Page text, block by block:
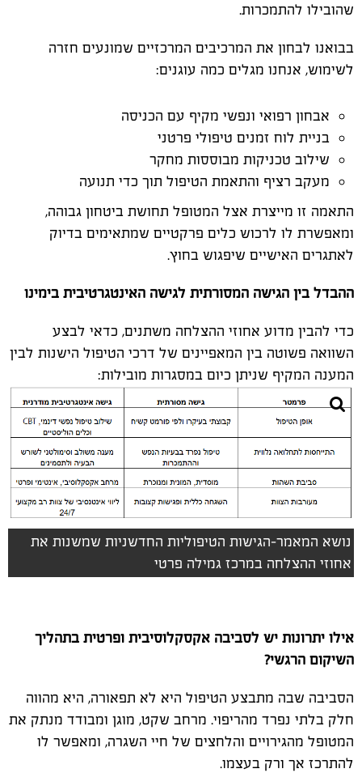
שהובילו להתמכרות.
בבואנו לבחון את המרכיבים המרכזיים שמונעים חזרה
לשימוש, אנחנו מגלים כמה עוגנים:
אבחון רפואי ונפשי מקיף עם הכניסה
בניית לוח זמנים טיפולי פרטני
שילוב טכניקות מבוססות מחקר
מעקב רציף והתאמת הטיפול תוך כדי תנועה
התאמה זו מייצרת אצל המטופל תחושת ביטחון גבוהה,
ומאפשרת לו לרכוש כלים פרקטיים שמתאימים בדיוק
לאתגרים האישיים שיפגוש בחוץ.
ההבדל בין הגישה המסורתית לגישה האינטגרטיבית בימינו
כדי להבין מדוע אחוזי ההצלחה משתנים, כדאי לבצע
השוואה פשוטה בין המאפיינים של דרכי הטיפול הישנות לבין
המענה המקיף שניתן כיום במסגרות מובילות:
נושא המאמר-הגישות הטיפוליות החדשניות שמשנות את
אחוזי ההצלחה במרכז גמילה פרטי
אילו יתרונות יש לסביבה אקסקלוסיבית ופרטית בתהליך
השיקום הרגשי?
הסביבה שבה מתבצע הטיפול היא לא תפאורה, היא מהווה
חלק בלתי נפרד מהריפוי. מרחב שקט, מוגן ומבודד מנתק את
המטופל מהגירויים והלחצים של חיי השגרה, ומאפשר לו
להתרכז אך ורק בעצמו.